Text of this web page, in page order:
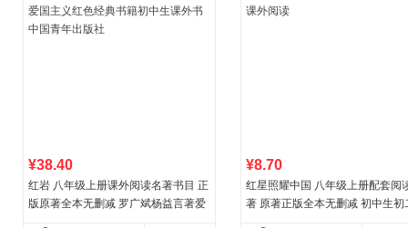
¥38.40
红岩 八年级上册课外阅读名著书目 正
版原著全本无删减 罗广斌杨益言著爱
¥8.70
红星照耀中国 八年级上册配套阅
著 原著正版全本无删减 初中生初